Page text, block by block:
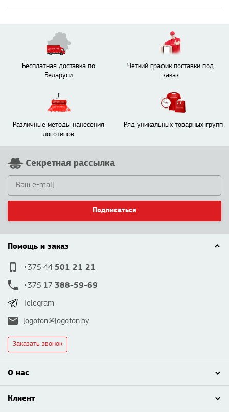
Бесплатная доставка по
Беларуси
Четкий график поставки под
заказ
Различные методы нанесения
логотипов
Ряд уникальных товарных групп
Секретная рассылка
Подписаться
Помощь и заказ
+375 44 501 21 21
+375 17 388-59-69
Telegram
logoton@logoton.by
Заказать звонок
О нас
Клиент